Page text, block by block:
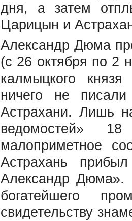
дня, а затем
Царицын и
Александр Дюма
(с 26 октября по 2
калмыцкого
ничего не
Астрахани. Лишь
ведомостей»
малоприметное
Астрахань
Александр Дюма».
богатейшего
свидетельству